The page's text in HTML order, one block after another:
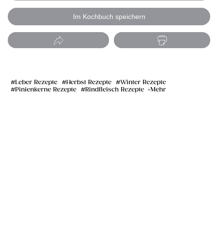
Im Kochbuch speichern
Leber Rezepte Herbst Rezepte
Winter Rezepte
Pinienkerne Rezepte
Rindfleisch Rezepte Mehr